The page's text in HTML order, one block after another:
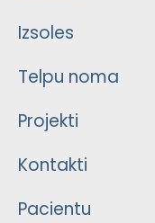
Izsoles
Telpu noma
Projekti
Kontakti
Pacientu